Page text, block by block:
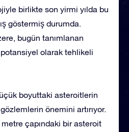
birlikte son yirmi yılda bu
göstermiş durumda.
bugün tanımlanan
olarak tehlikeli
boyuttaki asteroitlerin
önemini artırıyor.
çapındaki bir asteroit